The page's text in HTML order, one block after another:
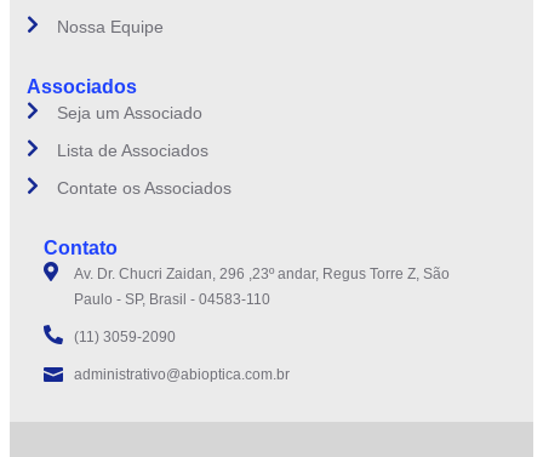
Nossa Equipe
Associados
Seja um Associado
Lista de Associados
Contate os Associados
Contato
Av. Dr. Chucri Zaidan, 296 ,23º andar, Regus Torre Z, São
Paulo - SP, Brasil - 04583-110
(11) 3059-2090
administrativo@abioptica.com.br